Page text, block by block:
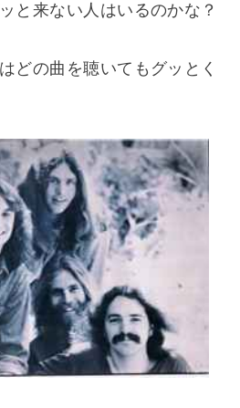
と来ない人はいるのかな？
どの曲を聴いてもグッとく